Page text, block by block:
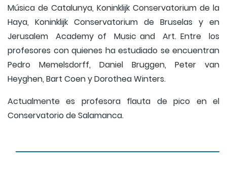
Música de Catalunya, Koninklijk Conservatorium de la
Haya, Koninklijk Conservatorium de Bruselas y en
Jerusalem Academy of Music and Art. Entre los
profesores con quienes ha estudiado se encuentran
Pedro Memelsdorff, Daniel Bruggen, Peter van
Heyghen, Bart Coen y Dorothea Winters.
Actualmente es profesora flauta de pico en el
Conservatorio de Salamanca.